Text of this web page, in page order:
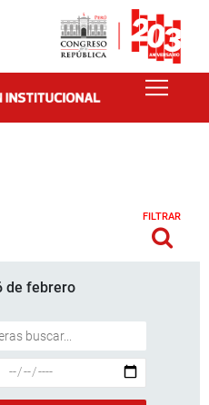
FILTRAR
de febrero